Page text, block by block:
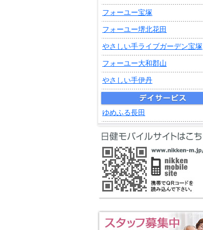
フォーユー宝塚
フォーユー堺北花田
やさしい手ライブガーデン宝塚
フォーユー大和郡山
やさしい手伊丹
ゆめふる長田